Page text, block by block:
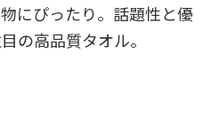
にぴったり。話題性と優
の高品質タオル。